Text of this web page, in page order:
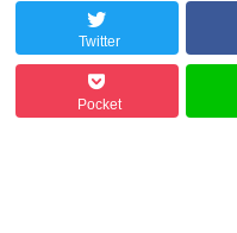
Twitter
Pocket